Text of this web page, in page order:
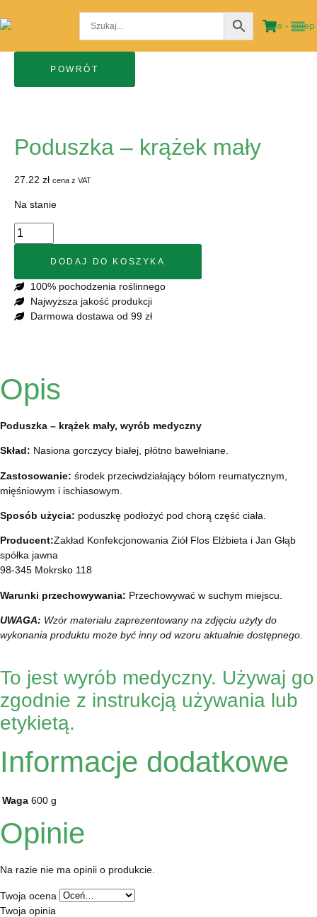
Poduszka – krążek mały
27.22 zł cena z VAT
Na stanie
DODAJ DO KOSZYKA
100% pochodzenia roślinnego
Najwyższa jakość produkcji
Darmowa dostawa od 99 zł
Opis
Poduszka – krążek mały, wyrób medyczny
Skład: Nasiona gorczycy białej, płótno bawełniane.
Zastosowanie: środek przeciwdziałający bólom reumatycznym,
mięśniowym i ischiasowym.
Sposób użycia: poduszkę podłożyć pod chorą część ciała.
Producent:Zakład Konfekcjonowania Ziół Flos Elżbieta i Jan Głąb
spółka jawna
98-345 Mokrsko 118
Warunki przechowywania: Przechowywać w suchym miejscu.
UWAGA: Wzór materiału zaprezentowany na zdjęciu użyty do
wykonania produktu może być inny od wzoru aktualnie dostępnego.
To jest wyrób medyczny. Używaj go
zgodnie z instrukcją używania lub
etykietą.
Informacje dodatkowe
Waga 600 g
Opinie
Na razie nie ma opinii o produkcie.
Twoja ocena
Twoja opinia